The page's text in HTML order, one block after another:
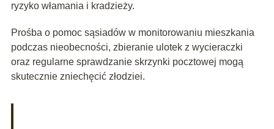
ryzyko włamania i kradzieży.
Prośba o pomoc sąsiadów w monitorowaniu mieszkania
podczas nieobecności, zbieranie ulotek z wycieraczki
oraz regularne sprawdzanie skrzynki pocztowej mogą
skutecznie zniechęcić złodziei.